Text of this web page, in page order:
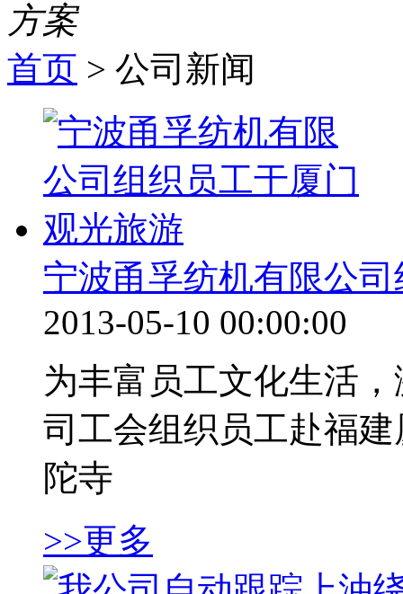
方案
首页 > 公司新闻
宁波甬孚纺机有限公
2013-05-10 00:00:00
为丰富员工文化生活
司工会组织员工赴福
陀寺
>>更多